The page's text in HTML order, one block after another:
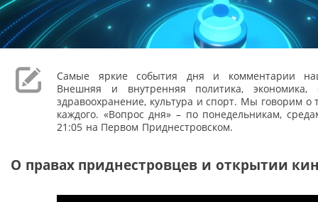
Самые яркие события дня и комментарии
Внешняя и внутренняя политика, экономика,
здравоохранение, культура и спорт. Мы говорим о
каждого. «Вопрос дня» – по понедельникам,
21:05 на Первом Приднестровском.
О правах приднестровцев и открытии